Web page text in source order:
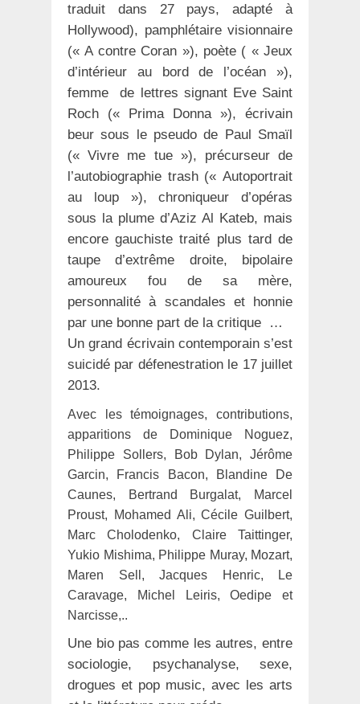
traduit dans 27 pays, adapté à
Hollywood), pamphlétaire visionnaire
(« A contre Coran »), poète ( « Jeux
d’intérieur au bord de l’océan »),
femme de lettres signant Eve Saint
Roch (« Prima Donna »), écrivain
beur sous le pseudo de Paul Smaïl
(« Vivre me tue »), précurseur de
l’autobiographie trash (« Autoportrait
au loup »), chroniqueur d’opéras
sous la plume d’Aziz Al Kateb, mais
encore gauchiste traité plus tard de
taupe d’extrême droite, bipolaire
amoureux fou de sa mère,
personnalité à scandales et honnie
par une bonne part de la critique …
Un grand écrivain contemporain s’est
suicidé par défenestration le 17 juillet
2013.
Avec les témoignages, contributions,
apparitions de Dominique Noguez,
Philippe Sollers, Bob Dylan, Jérôme
Garcin, Francis Bacon, Blandine De
Caunes, Bertrand Burgalat, Marcel
Proust, Mohamed Ali, Cécile Guilbert,
Marc Cholodenko, Claire Taittinger,
Yukio Mishima, Philippe Muray, Mozart,
Maren Sell, Jacques Henric, Le
Caravage, Michel Leiris, Oedipe et
Narcisse,..
Une bio pas comme les autres, entre
sociologie, psychanalyse, sexe,
drogues et pop music, avec les arts